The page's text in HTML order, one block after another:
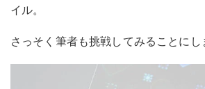
イル。
さっそく筆者も挑戦してみることにし